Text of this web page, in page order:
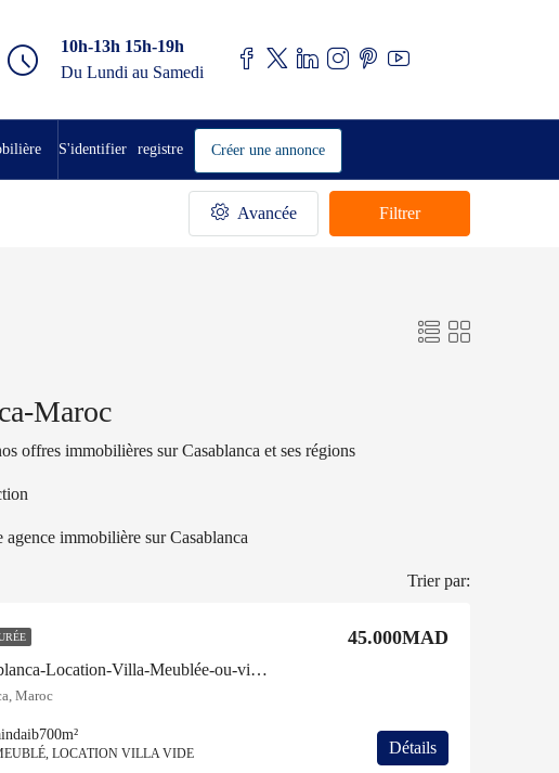
10h-13h 15h-19h
Du Lundi au Samedi
S'identifier registre Créer une annonce
Avancée Filtrer
Maroc
offres immobilières sur Casablanca et ses régions
immobilière sur Casablanca
Trier par:
Immobilier-Casablanca-Location-Villa-Meublée-ou-vide-Ain Diab
45.000MAD
Maroc
700m²
LOCATION VILLA VIDE Détails